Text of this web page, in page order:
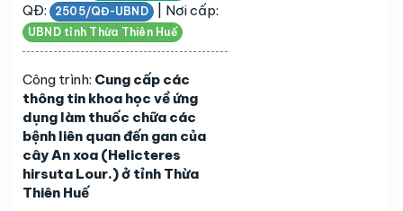
QĐ:
2505/QĐ-UBND | Nơi cấp:
UBND tỉnh Thừa Thiên Huế
Công trình: Cung cấp các
thông tin khoa học về ứng
dụng làm thuốc chữa các
bệnh liên quan đến gan của
cây An xoa (Helicteres
hirsuta Lour.) ở tỉnh Thừa
Thiên Huế